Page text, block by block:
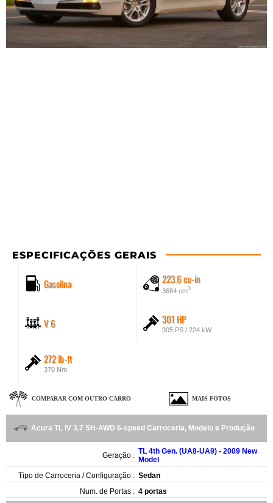
ESPECIFICAÇÕES GERAIS
Gasolina 223.6 cu-in
3664 cm3
V 6 301 HP
305 PS / 224 kW
272 lb-ft
370 Nm
COMPARAR COM OUTRO CARRO MAIS FOTOS
Acura TL IV 3.7 SH-AWD 6-speed Carroceria, Modelo e Produção
Geração : TL 4th Gen. (UA8-UA9) - 2009 New
Model
Tipo de Carroceria / Configuração : Sedan
Num. de Portas : 4 portas